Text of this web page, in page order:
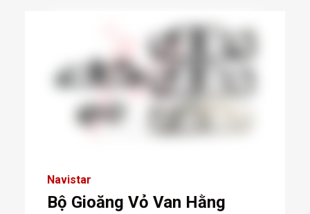
Navistar
Bộ Gioăng Vỏ Van Hằng